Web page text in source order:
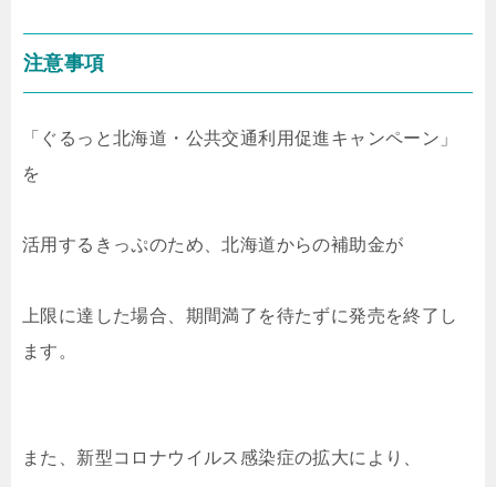
注意事項
「ぐるっと北海道・公共交通利用促進キャンペーン」
を
活用するきっぷのため、北海道からの補助金が
上限に達した場合、期間満了を待たずに発売を終了し
ます。
また、新型コロナウイルス感染症の拡大により、